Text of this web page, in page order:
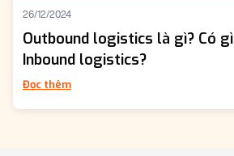
26/12/2024
Outbound logistics là gì? Có
Inbound logistics?
Đọc thêm